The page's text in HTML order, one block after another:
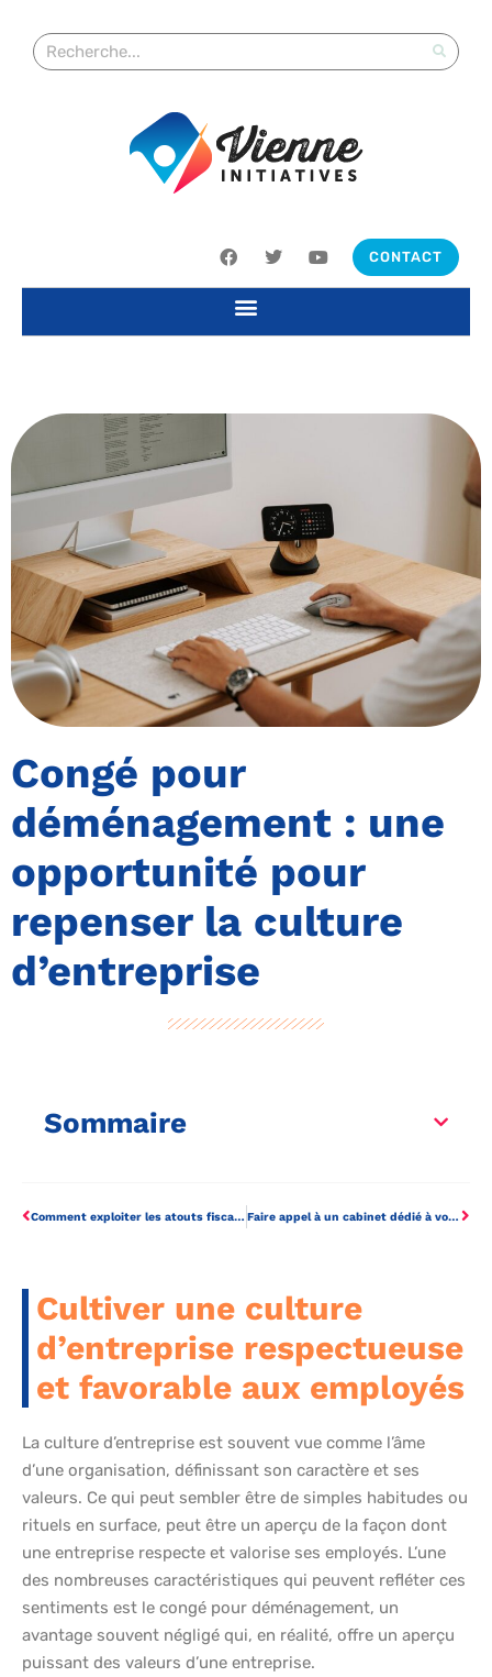
CONTACT
Congé pour
déménagement : une
opportunité pour
repenser la culture
d’entreprise
Sommaire
Comment exploiter les atouts fiscaux d’une SASU pour votre entreprise ? Faire appel à un cabinet dédié à votre recrutement
Cultiver une culture
d’entreprise respectueuse
et favorable aux employés
La culture d’entreprise est souvent vue comme l’âme
d’une organisation, définissant son caractère et ses
valeurs. Ce qui peut sembler être de simples habitudes ou
rituels en surface, peut être un aperçu de la façon dont
une entreprise respecte et valorise ses employés. L’une
des nombreuses caractéristiques qui peuvent refléter ces
sentiments est le congé pour déménagement, un
avantage souvent négligé qui, en réalité, offre un aperçu
puissant des valeurs d’une entreprise.